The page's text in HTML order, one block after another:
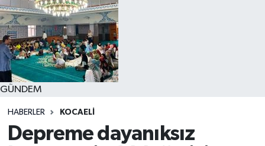
GÜNDEM
HABERLER KOCAELI
Depreme dayanıksız